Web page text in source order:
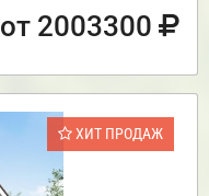
от 2003300
ХИТ ПРОДАЖ